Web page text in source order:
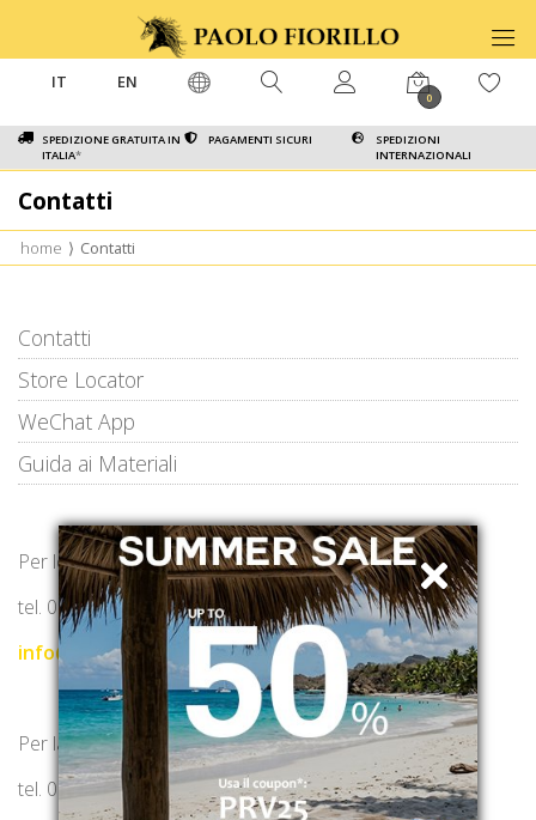
SPEDIZIONE GRATUITA IN
ITALIA*
PAGAMENTI SICURI
SPEDIZIONI
INTERNAZIONALI
IT EN
0
Contatti
home ⟩ Contatti
Contatti
Store Locator
WeChat App
Guida ai Materiali
Per le boutique Paolo Fiorillo:
tel. 081 1857 6024
info@paolofiorillo.com
Per la distribuzione prodotti Tod's SpA:
tel. 06 80 88888